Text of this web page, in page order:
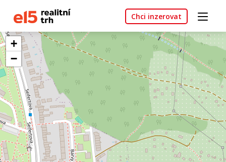
Chci inzerovat
+
−